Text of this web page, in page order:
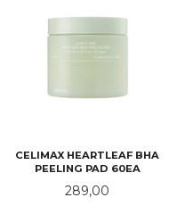
CELIMAX HEARTLEAF BHA
PEELING PAD 60EA
Pris
289,00